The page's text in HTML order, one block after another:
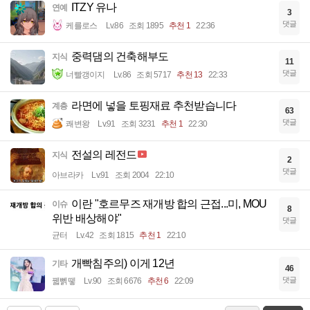
연예 ITZY 유나
케를로스 Lv.86 조회 1895 추천 1 22:36
3
댓글
지식 중력댐의 건축해부도
너빨갱이지 Lv.86 조회 5717 추천 13 22:33
11
댓글
계층 라면에 넣을 토핑재료 추천받습니다
쾌변왕 Lv.91 조회 3231 추천 1 22:30
63
댓글
지식 전설의 레전드
아브라카 Lv.91 조회 2004 22:10
2
댓글
이슈 이란 "호르무즈 재개방 합의 근접...미, MOU
위반 배상해야"
균터 Lv.42 조회 1815 추천 1 22:10
8
댓글
기타 개빡침주의) 이게 12년
꿻뻵뗗 Lv.90 조회 6676 추천 6 22:09
46
댓글